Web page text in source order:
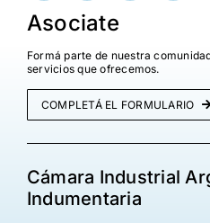
Asociate
Formá parte de nuestra
servicios que ofrecemos.
COMPLETÁ EL FORMULARIO
Cámara Industrial
Indumentaria